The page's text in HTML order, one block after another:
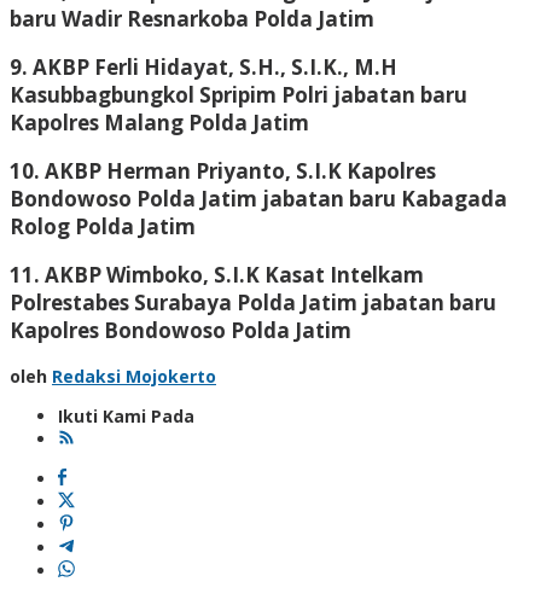
baru Wadir Resnarkoba Polda Jatim
9. AKBP Ferli Hidayat, S.H., S.I.K., M.H
Kasubbagbungkol Spripim Polri jabatan baru
Kapolres Malang Polda Jatim
10. AKBP Herman Priyanto, S.I.K Kapolres
Bondowoso Polda Jatim jabatan baru Kabagada
Rolog Polda Jatim
11. AKBP Wimboko, S.I.K Kasat Intelkam
Polrestabes Surabaya Polda Jatim jabatan baru
Kapolres Bondowoso Polda Jatim
oleh Redaksi Mojokerto
Ikuti Kami Pada